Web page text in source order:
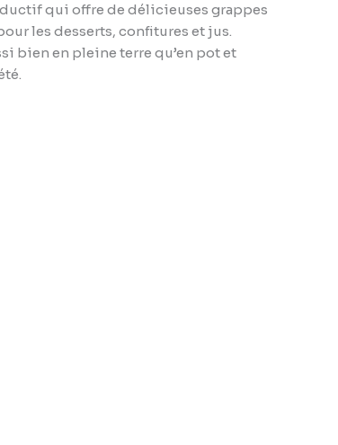
qui offre de délicieuses grappes
les desserts, confitures et jus.
bien en pleine terre qu’en pot et